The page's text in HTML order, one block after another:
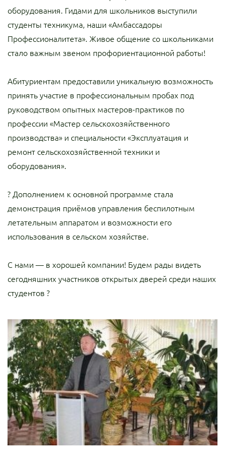
оборудования. Гидами для школьников выступили
студенты техникума, наши «Амбассадоры
Профессионалитета». Живое общение со школьниками
стало важным звеном профориентационной работы!
Абитуриентам предоставили уникальную возможность
принять участие в профессиональным пробах под
руководством опытных мастеров-практиков по
профессии «Мастер сельскохозяйственного
производства» и специальности «Эксплуатация и
ремонт сельскохозяйственной техники и
оборудования».
? Дополнением к основной программе стала
демонстрация приёмов управления беспилотным
летательным аппаратом и возможности его
использования в сельском хозяйстве.
С нами — в хорошей компании! Будем рады видеть
сегодняшних участников открытых дверей среди наших
студентов ?